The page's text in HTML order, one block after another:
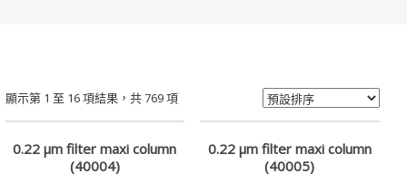
研
究
供
顯示第 1 至 16 項結果，共 769 項
0.22 µm filter maxi column
(40004)
0.22 µm filter maxi column
(40005)